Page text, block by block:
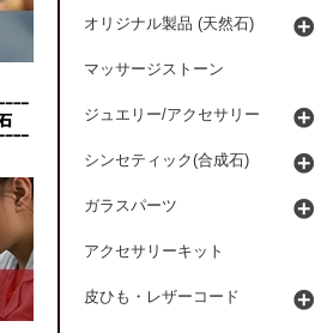
オリジナル製品 (天然石)
マッサージストーン
ジュエリー/アクセサリー
シンセティック(合成石)
ガラスパーツ
アクセサリーキット
皮ひも・レザーコード